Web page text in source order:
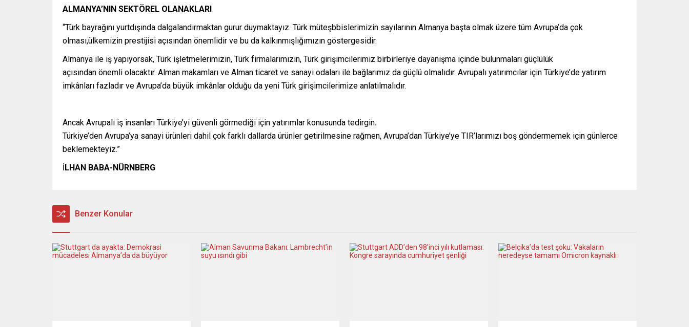
ALMANYA’NIN SEKTÖREL OLANAKLARI
“Türk bayrağını yurtdışında dalgalandırmaktan gurur duymaktayız. Türk müteşbbislerimizin sayılarının Almanya başta olmak üzere tüm Avrupa’da çok
olması,ülkemizin prestijisi açısından önemlidir ve bu da kalkınmışlığımızın göstergesidir.
Almanya ile iş yapıyorsak, Türk işletmelerimizin, Türk firmalarımızın, Türk girişimcilerimiz birbirleriye dayanışma içinde bulunmaları güçlülük
açısından önemli olacaktır. Alman makamları ve Alman ticaret ve sanayi odaları ile bağlarımız da güçlü olmalıdır. Avrupalı yatırımcılar için Türkiye’de yatırım
imkânları fazladır ve Avrupa’da büyük imkânlar olduğu da yeni Türk girişimcilerimize anlatılmalıdır.
Ancak Avrupalı iş insanları Türkiye’yi güvenli görmediği için yatırımlar konusunda tedirgin.
Türkiye’den Avrupa’ya sanayi ürünleri dahil çok farklı dallarda ürünler getirilmesine rağmen, Avrupa’dan Türkiye’ye TIR’larımızı boş göndermemek için günlerce
beklemekteyiz.”
İLHAN BABA-NÜRNBERG
Benzer Konular